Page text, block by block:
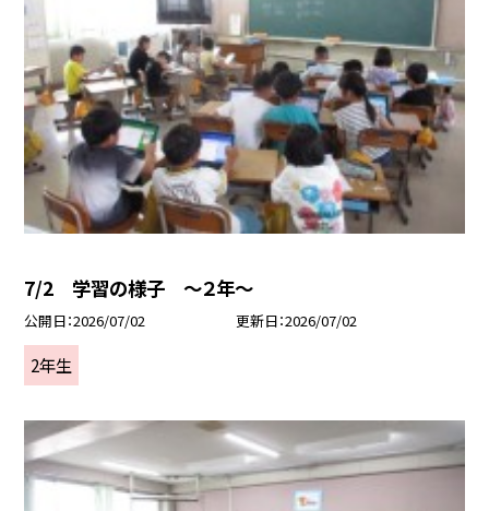
7/2 学習の様子 ～２年～
公開日 2026/07/02 更新日 2026/07/02
2年生